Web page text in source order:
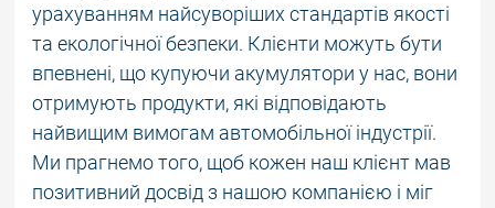
урахуванням найсуворіших стандартів якості
та екологічної безпеки. Клієнти можуть бути
впевнені, що купуючи акумулятори у нас, вони
отримують продукти, які відповідають
найвищим вимогам автомобільної індустрії.
Ми прагнемо того, щоб кожен наш клієнт мав
позитивний досвід з нашою компанією і міг